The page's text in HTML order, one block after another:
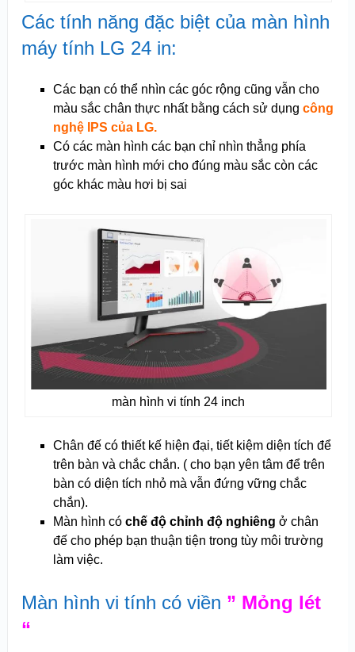
Các tính năng đặc biệt của màn hình
máy tính LG 24 in:
Các bạn có thể nhìn các góc rộng cũng vẫn cho
màu sắc chân thực nhất bằng cách sử dụng công
nghệ IPS của LG.
Có các màn hình các bạn chỉ nhìn thẳng phía
trước màn hình mới cho đúng màu sắc còn các
góc khác màu hơi bị sai
màn hình vi tính 24 inch
Chân đế có thiết kế hiện đại, tiết kiệm diện tích để
trên bàn và chắc chắn. ( cho bạn yên tâm để trên
bàn có diện tích nhỏ mà vẫn đứng vững chắc
chắn).
Màn hình có chế độ chỉnh độ nghiêng ở chân
đế cho phép bạn thuận tiện trong tùy môi trường
làm việc.
Màn hình vi tính có viền ” Mỏng lét
“